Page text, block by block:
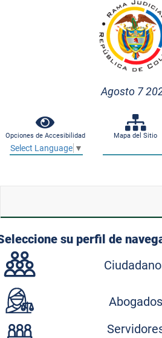
Agosto 7
Opciones de Accesibilidad Mapa del Sitio
Select Language ▼
su perfil de
Abogados